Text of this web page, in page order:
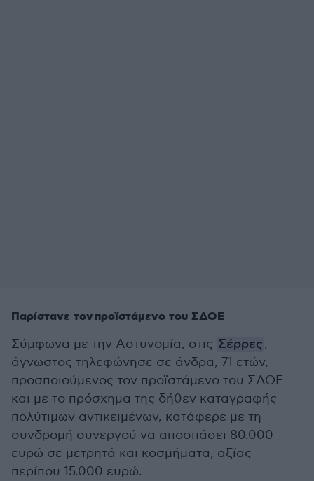
Παρίστανε τονπροϊστάμενο του ΣΔΟΕ
Σύμφωνα με την Αστυνομία, στις Σέρρες,
άγνωστος τηλεφώνησε σε άνδρα, 71 ετών,
προσποιούμενος τον προϊστάμενο του ΣΔΟΕ
και με το πρόσχημα της δήθεν καταγραφής
πολύτιμων αντικειμένων, κατάφερε με τη
συνδρομή συνεργού να αποσπάσει 80.000
ευρώ σε μετρητά και κοσμήματα, αξίας
περίπου 15.000 ευρώ.